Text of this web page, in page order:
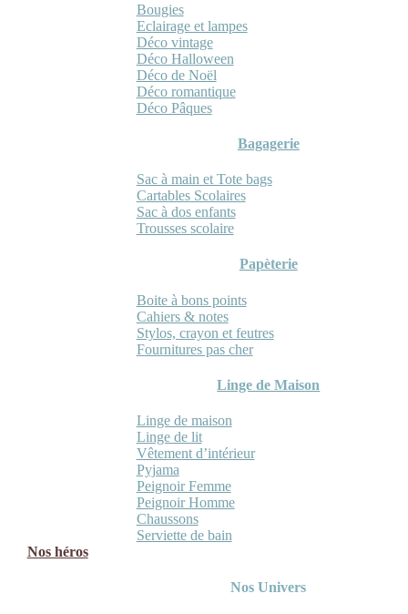
Bougies
Eclairage et lampes
Déco vintage
Déco Halloween
Déco de Noël
Déco romantique
Déco Pâques
Bagagerie
Sac à main et Tote bags
Cartables Scolaires
Sac à dos enfants
Trousses scolaire
Papèterie
Boite à bons points
Cahiers & notes
Stylos, crayon et feutres
Fournitures pas cher
Linge de Maison
Linge de maison
Linge de lit
Vêtement d’intérieur
Pyjama
Peignoir Femme
Peignoir Homme
Chaussons
Serviette de bain
Nos héros
Nos Univers